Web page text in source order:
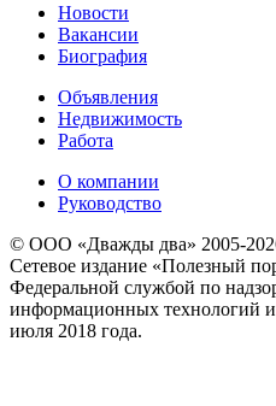
Новости
Вакансии
Биография
Объявления
Недвижимость
Работа
О компании
Руководство
© ООО «Дважды два» 2005-
Сетевое издание «Полезный
Федеральной службой по
информационных технологий
июля 2018 года.